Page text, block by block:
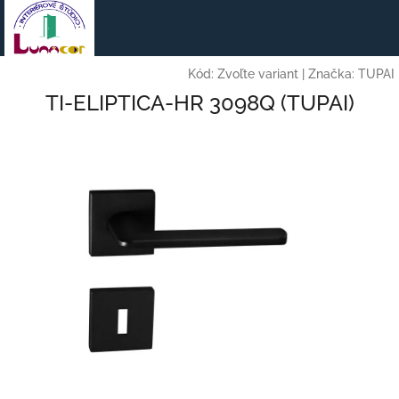
Prejsť
obsah
Kód: Zvoľte variant Značka: TUPAI
TI-ELIPTICA-HR 3098Q (TUPAI)